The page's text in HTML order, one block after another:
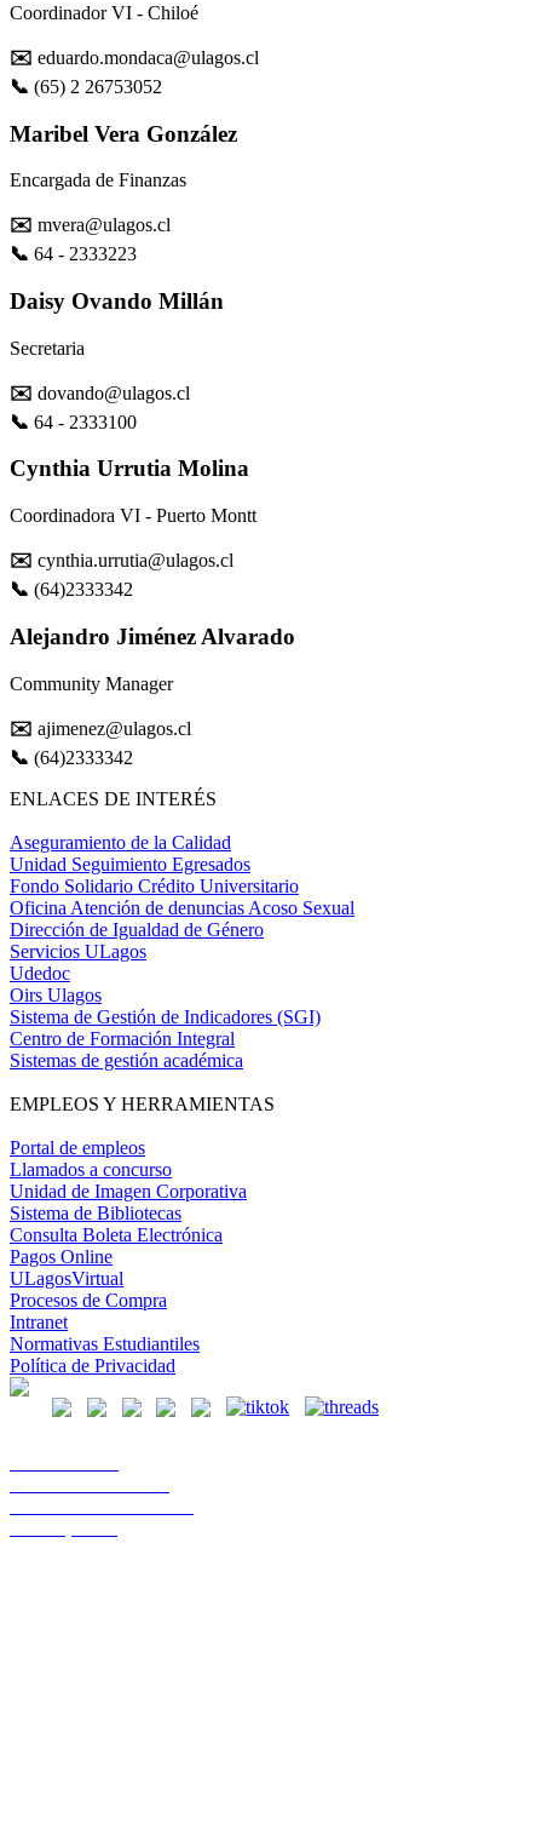
Coordinador VI - Chiloé
✉️ eduardo.mondaca@ulagos.cl
📞 (65) 2 26753052
Maribel Vera González
Encargada de Finanzas
✉️ mvera@ulagos.cl
📞 64 - 2333223
Daisy Ovando Millán
Secretaria
✉️ dovando@ulagos.cl
📞 64 - 2333100
Cynthia Urrutia Molina
Coordinadora VI - Puerto Montt
✉️ cynthia.urrutia@ulagos.cl
📞 (64)2333342
Alejandro Jiménez Alvarado
Community Manager
✉️ ajimenez@ulagos.cl
📞 (64)2333342
ENLACES DE INTERÉS
Aseguramiento de la Calidad
Unidad Seguimiento Egresados
Fondo Solidario Crédito Universitario
Oficina Atención de denuncias Acoso Sexual
Dirección de Igualdad de Género
Servicios ULagos
Udedoc
Oirs Ulagos
Sistema de Gestión de Indicadores (SGI)
Centro de Formación Integral
Sistemas de gestión académica
EMPLEOS Y HERRAMIENTAS
Portal de empleos
Llamados a concurso
Unidad de Imagen Corporativa
Sistema de Bibliotecas
Consulta Boleta Electrónica
Pagos Online
ULagosVirtual
Procesos de Compra
Intranet
Normativas Estudiantiles
Política de Privacidad